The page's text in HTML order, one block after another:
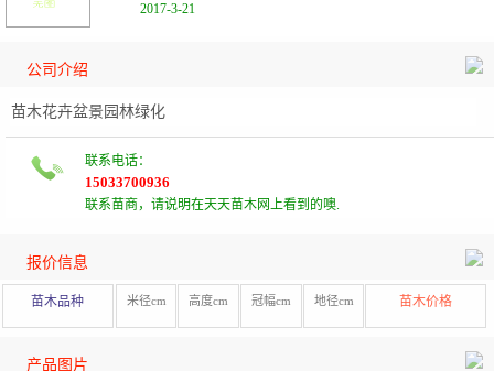
2017-3-21
公司介绍
苗木花卉盆景园林绿化
联系电话：
15033700936
联系苗商，请说明在天天苗木网上看到的噢.
报价信息
苗木品种 米径cm 高度cm 冠幅cm 地径cm 苗木价格
产品图片